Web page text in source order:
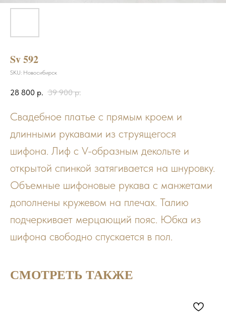
Sv 592
SKU: Новосибирск
28 800 р. 39 900 р.
Свадебное платье с прямым кроем и
длинными рукавами из струящегося
шифона. Лиф с V-образным декольте и
открытой спинкой затягивается на шнуровку.
Объемные шифоновые рукава с манжетами
дополнены кружевом на плечах. Талию
подчеркивает мерцающий пояс. Юбка из
шифона свободно спускается в пол.
СМОТРЕТЬ ТАКЖЕ